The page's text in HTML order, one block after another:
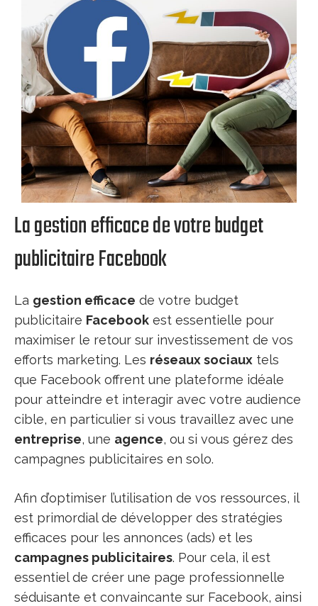
La gestion efficace de votre budget
publicitaire Facebook
La gestion efficace de votre budget
publicitaire Facebook est essentielle pour
maximiser le retour sur investissement de vos
efforts marketing. Les réseaux sociaux tels
que Facebook offrent une plateforme idéale
pour atteindre et interagir avec votre audience
cible, en particulier si vous travaillez avec une
entreprise, une agence, ou si vous gérez des
campagnes publicitaires en solo.
Afin d’optimiser l’utilisation de vos ressources, il
est primordial de développer des stratégies
efficaces pour les annonces (ads) et les
campagnes publicitaires. Pour cela, il est
essentiel de créer une page professionnelle
séduisante et convaincante sur Facebook, ainsi